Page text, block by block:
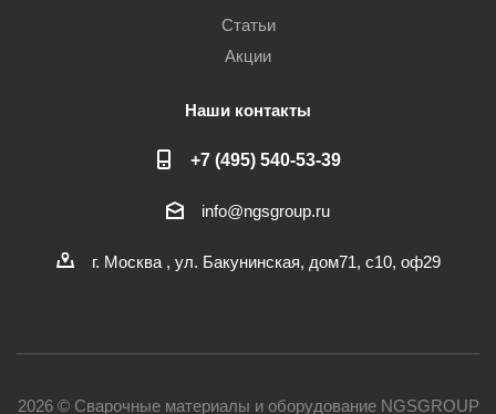
Статьи
Акции
Наши контакты
+7 (495) 540-53-39
info@ngsgroup.ru
г. Москва , ул. Бакунинская, дом71, с10, оф29
2026 © Сварочные материалы и оборудование NGSGROUP